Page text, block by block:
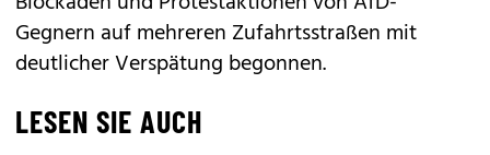
Gegnern auf mehreren Zufahrtsstraßen mit
deutlicher Verspätung begonnen.
LESEN SIE AUCH